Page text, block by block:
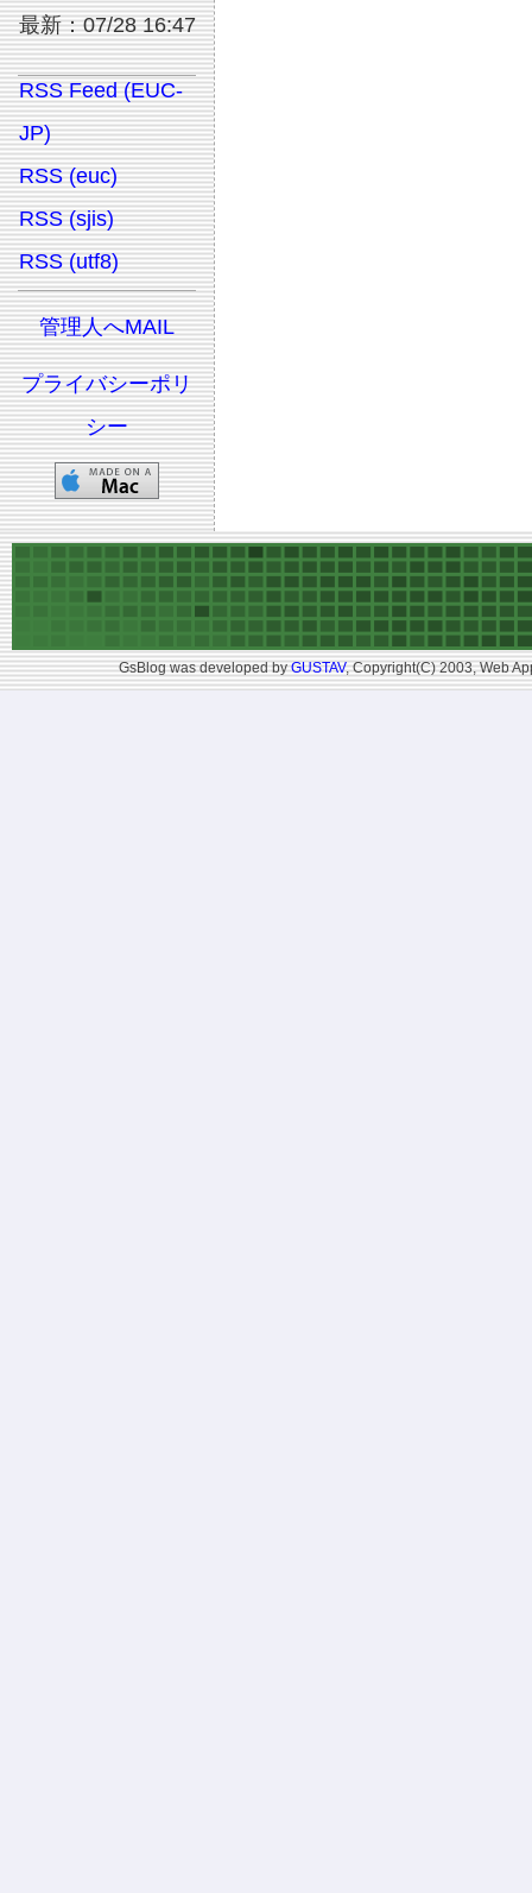
最新：07/28 16:47
RSS Feed (EUC-
JP)
RSS (euc)
RSS (sjis)
RSS (utf8)
管理人へMAIL
プライバシーポリ
シー
GsBlog was developed byGUSTAV, Copyright(C) 2003, Web